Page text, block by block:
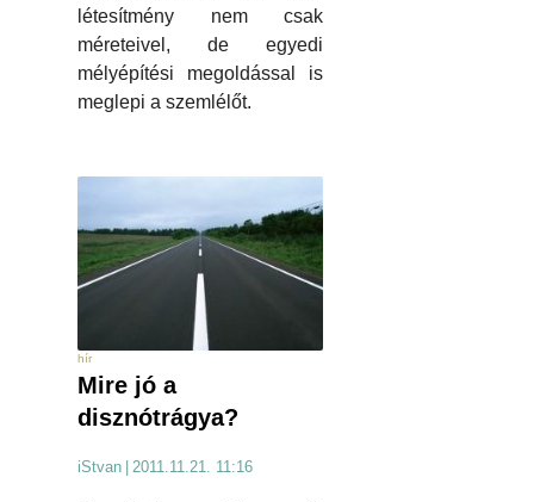
létesítmény nem csak
méreteivel, de egyedi
mélyépítési megoldással is
meglepi a szemlélőt.
hír
Mire jó a
disznótrágya?
iStvan 2011.11.21. 11:16